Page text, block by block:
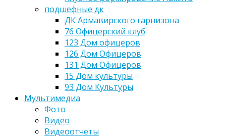
подшефные дк
ДК Армавирского гарнизона
76 Офицерский клуб
123 Дом офицеров
126 Дом Офицеров
131 Дом Офицеров
15 Дом культуры
93 Дом Культуры
Мультимедиа
Фото
Видео
Видеоотчеты